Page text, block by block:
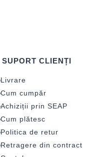
SUPORT CLIENȚI
Livrare
Cum cumpăr
Achiziții prin SEAP
Cum plătesc
Politica de retur
Retragere din contract